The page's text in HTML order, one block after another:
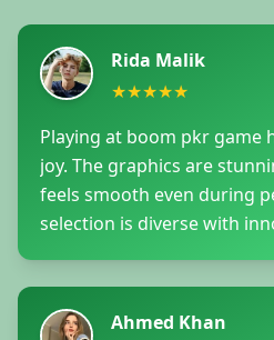
Rida Malik
★★★★★
Playing at boom pkr game
joy. The graphics are
feels smooth even during
selection is diverse with
Ahmed Khan